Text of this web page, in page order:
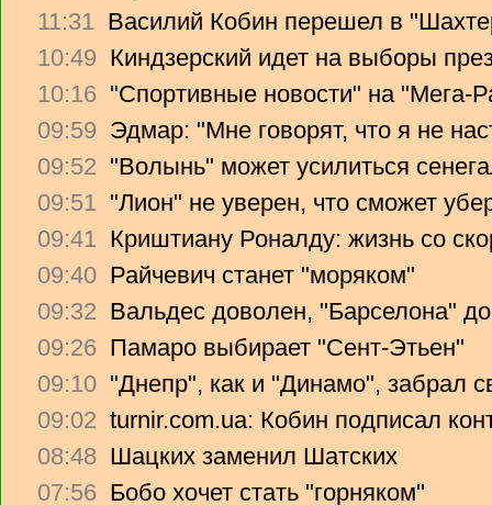
11:31 Василий Кобин перешел в
10:49 Киндзерский идет на выборы
10:16 "Спортивные новости" на "Мега-
09:59 Эдмар: "Мне говорят, что я не
09:52 "Волынь" может усилиться
09:51 "Лион" не уверен, что сможет
09:41 Криштиану Роналду: жизнь со
09:40 Райчевич станет "моряком"
09:32 Вальдес доволен, "Барселона"
09:26 Памаро выбирает "Сент-Этьен"
09:10 "Днепр", как и "Динамо", забрал
09:02 turnir.com.ua: Кобин подписал
08:48 Шацких заменил Шатских
07:56 Бобо хочет стать "горняком"